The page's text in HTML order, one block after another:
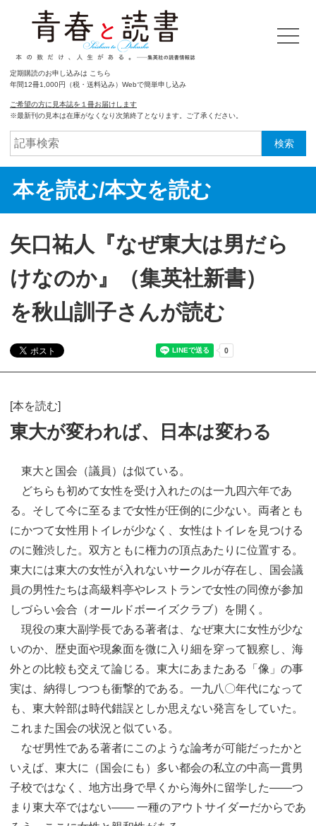
定期購読のお申し込みは こちら
年間12冊1,000円（税・送料込み）Webで簡単申し込み
ご希望の方に見本誌を１冊お届けします
※最新刊の見本は在庫がなくなり次第終了となります。ご了承ください。
検索
本を読む/本文を読む
矢口祐人『なぜ東大は男だら
けなのか』（集英社新書）
を秋山訓子さんが読む
[本を読む]
東大が変われば、日本は変わる
東大と国会（議員）は似ている。
どちらも初めて女性を受け入れたのは一九四六年であ
る。そして今に至るまで女性が圧倒的に少ない。両者とも
にかつて女性用トイレが少なく、女性はトイレを見つける
のに難渋した。双方ともに権力の頂点あたりに位置する。
東大には東大の女性が入れないサークルが存在し、国会議
員の男性たちは高級料亭やレストランで女性の同僚が参加
しづらい会合（オールドボーイズクラブ）を開く。
現役の東大副学長である著者は、なぜ東大に女性が少な
いのか、歴史面や現象面を微に入り細を穿って観察し、海
外との比較も交えて論じる。東大にあまたある「像」の事
実は、納得しつつも衝撃的である。一九八〇年代になって
も、東大幹部は時代錯誤としか思えない発言をしていた。
これまた国会の状況と似ている。
なぜ男性である著者にこのような論考が可能だったかと
いえば、東大に（国会にも）多い都会の私立の中高一貫男
子校ではなく、地方出身で早くから海外に留学した――つ
まり東大卒ではない―― 一種のアウトサイダーだからであ